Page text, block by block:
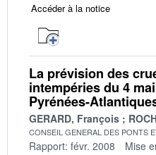
Accéder à la notice
La prévision des
intempéries du 4
Pyrénées-
GERARD, François
CONSEIL GENERAL DES PONTS
Rapport: févr. 2008 Mise